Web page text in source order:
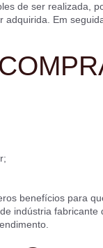
de ser realizada,
Em
benefícios para
indústria